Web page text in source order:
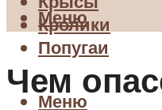
Кролики
Попугаи
Меню
Меню
Чем